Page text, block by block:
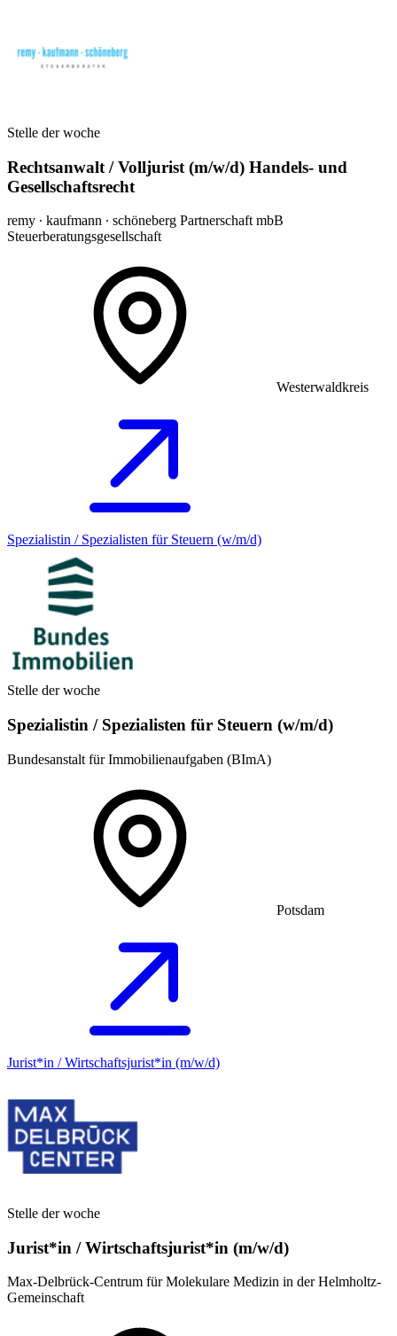
Stelle der woche
Rechtsanwalt / Volljurist (m/w/d) Handels- und
Gesellschaftsrecht
remy ∙ kaufmann ∙ schöneberg Partnerschaft mbB
Steuerberatungsgesellschaft
Westerwaldkreis
Spezialistin / Spezialisten für Steuern (w/m/d)
Stelle der woche
Spezialistin / Spezialisten für Steuern (w/m/d)
Bundesanstalt für Immobilienaufgaben (BImA)
Potsdam
Jurist*in / Wirtschafts­jurist*in (m/w/d)
Stelle der woche
Jurist*in / Wirtschafts­jurist*in (m/w/d)
Max-Delbrück-Centrum für Molekulare Medizin in der Helmholtz-
Gemeinschaft